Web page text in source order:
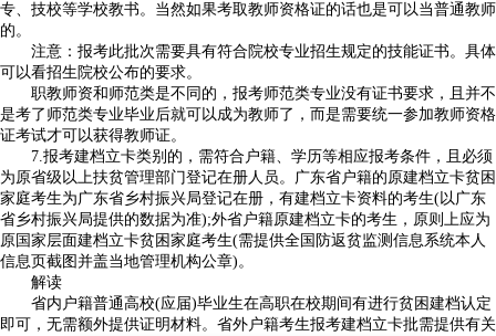
专、技校等学校教书。当然如果考取教师资格证的话也是可以当普通教师
的。
注意：报考此批次需要具有符合院校专业招生规定的技能证书。具体
可以看招生院校公布的要求。
职教师资和师范类是不同的，报考师范类专业没有证书要求，且并不
是考了师范类专业毕业后就可以成为教师了，而是需要统一参加教师资格
证考试才可以获得教师证。
7.报考建档立卡类别的，需符合户籍、学历等相应报考条件，且必须
为原省级以上扶贫管理部门登记在册人员。广东省户籍的原建档立卡贫困
家庭考生为广东省乡村振兴局登记在册，有建档立卡资料的考生(以广东
省乡村振兴局提供的数据为准);外省户籍原建档立卡的考生，原则上应为
原国家层面建档立卡贫困家庭考生(需提供全国防返贫监测信息系统本人
信息页截图并盖当地管理机构公章)。
解读
省内户籍普通高校(应届)毕业生在高职在校期间有进行贫困建档认定
即可，无需额外提供证明材料。省外户籍考生报考建档立卡批需提供有关